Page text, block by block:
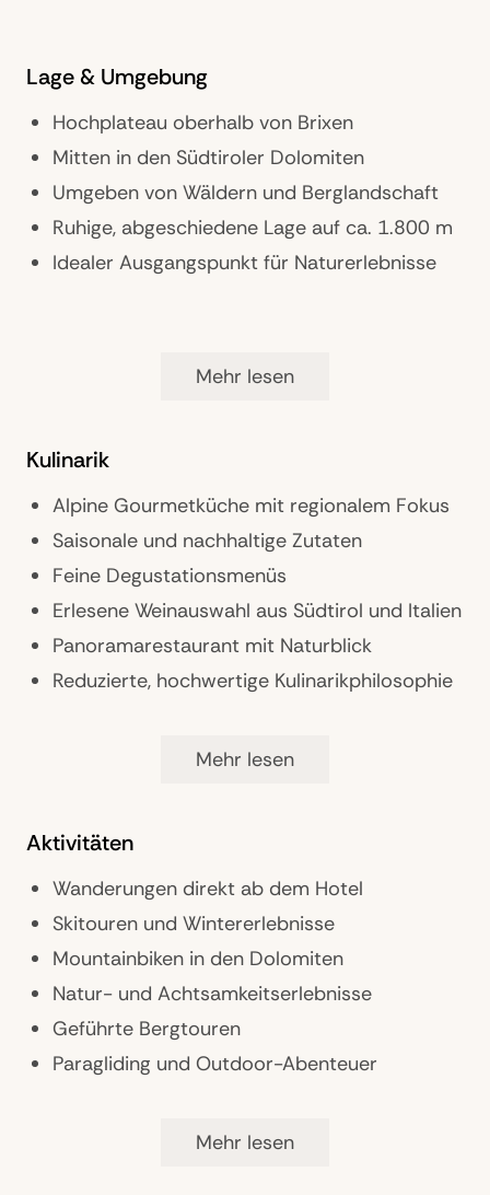
Lage & Umgebung
Hochplateau oberhalb von Brixen
Mitten in den Südtiroler Dolomiten
Umgeben von Wäldern und Berglandschaft
Ruhige, abgeschiedene Lage auf ca. 1.800 m
Idealer Ausgangspunkt für Naturerlebnisse
Adults-Only Designhotel
Infinity-Pool mit Bergblick
Holz- und Natursteinarchitektur
Bibliothek und Ruhezonen
Concierge- und persönlicher Service
Mehr lesen
Kulinarik
Alpine Gourmetküche mit regionalem Fokus
Saisonale und nachhaltige Zutaten
Feine Degustationsmenüs
Erlesene Weinauswahl aus Südtirol und Italien
Panoramarestaurant mit Naturblick
Reduzierte, hochwertige Kulinarikphilosophie
Wellness & Fitness
Saunen mit Bergpanorama
Indoor- und Outdoor-Pools
Yoga- und Achtsamkeitsprogramme
Massagen und Naturrituale
Ruhezonen mit Blick in die Dolomiten
Mehr lesen
Aktivitäten
Wanderungen direkt ab dem Hotel
Skitouren und Wintererlebnisse
Mountainbiken in den Dolomiten
Natur- und Achtsamkeitserlebnisse
Geführte Bergtouren
Paragliding und Outdoor-Abenteuer
Mehr lesen